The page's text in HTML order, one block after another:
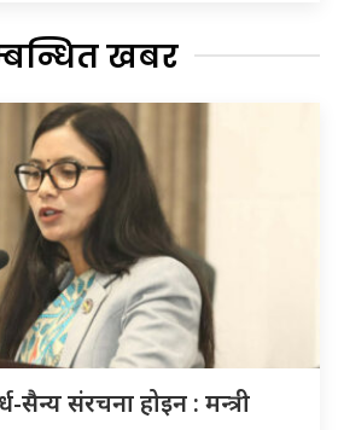
खबर
सैन्य संरचना होइन : मन्त्री